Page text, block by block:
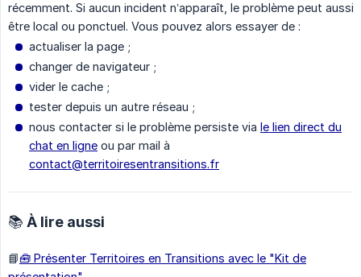
récemment. Si aucun incident n’apparaît, le problème peut aussi
être local ou ponctuel. Vous pouvez alors essayer de :
actualiser la page ;
changer de navigateur ;
vider le cache ;
tester depuis un autre réseau ;
nous contacter si le problème persiste via le lien direct du
chat en ligne ou par mail à
contact@territoiresentransitions.fr
📚 À lire aussi
📘🧰 Présenter Territoires en Transitions avec le "Kit de